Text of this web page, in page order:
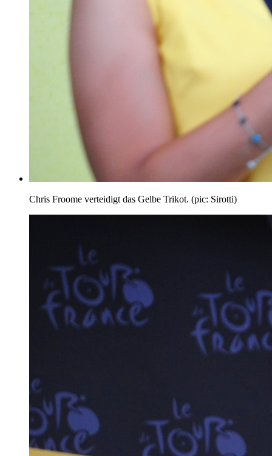
Chris Froome verteidigt das Gelbe Trikot. (pic: Sirotti)